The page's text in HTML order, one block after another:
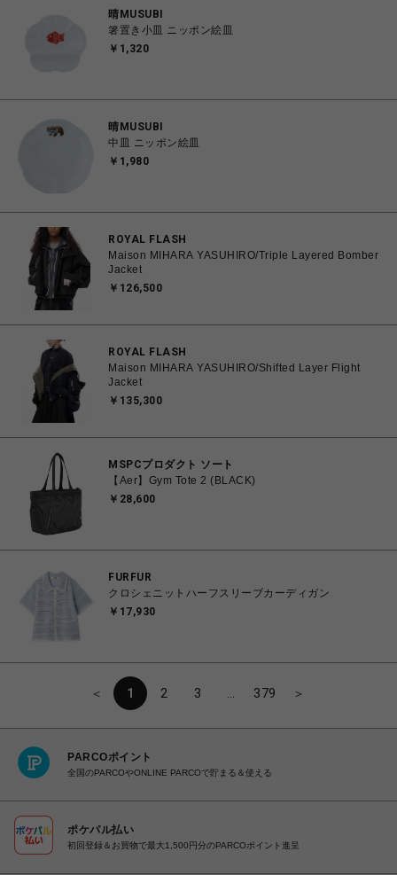
晴MUSUBI
箸置き小皿 ニッポン絵皿
￥1,320
晴MUSUBI
中皿 ニッポン絵皿
￥1,980
ROYAL FLASH
Maison MIHARA YASUHIRO/Triple Layered Bomber
Jacket
￥126,500
ROYAL FLASH
Maison MIHARA YASUHIRO/Shifted Layer Flight
Jacket
￥135,300
MSPCプロダクト ソート
【Aer】Gym Tote 2 (BLACK)
￥28,600
FURFUR
クロシェニットハーフスリーブカーディガン
￥17,930
＜ 1 2 3 379 ＞
PARCOポイント
全国のPARCOやONLINE PARCOで貯まる＆使える
ポケパル払い
初回登録＆お買物で最大1,500円分のPARCOポイント進呈